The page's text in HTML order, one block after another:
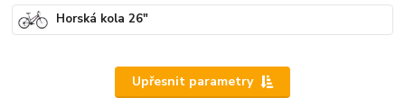
Horská kola 26"
Upřesnit parametry